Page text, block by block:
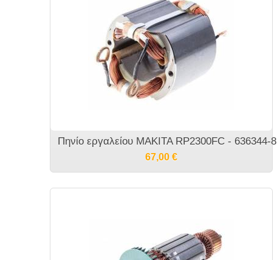
Πηνίο εργαλείου MAKITA RP2300FC - 636344-8
67,00 €